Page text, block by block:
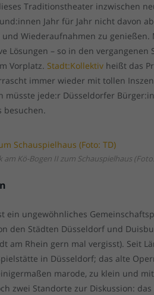
Traditionstheater inzwischen
Jahr für Jahr nicht davon
Wiederaufnahmen zu
Lösungen – so in den vergangenen
Vorplatz. Stadt:Kollektiv heißt das
immer wieder mit tollen
müsste jede:r Düsseldorfer
besuchen.
am Kö-Bogen II zum Schauspielhaus
ein ungewöhnliches
den Städten Düsseldorf und
am Rhein gern mal vergisst). Seit
in Düsseldorf; das alte
marode, zu klein und
zwei Standorte zur Diskussion: